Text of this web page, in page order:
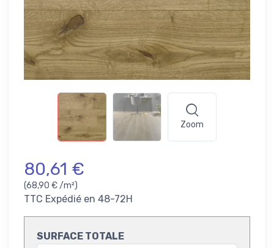
Zoom
80,61 €
(68,90 € /m²)
TTC Expédié en 48-72H
SURFACE TOTALE